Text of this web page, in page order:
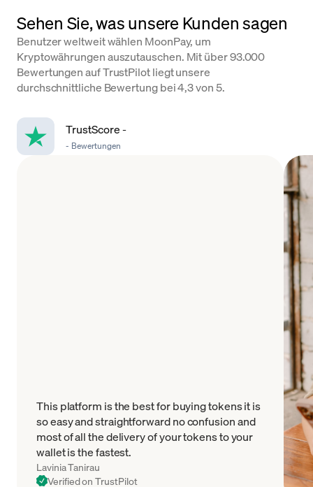
Sehen Sie, was unsere Kunden sagen
Benutzer weltweit wählen MoonPay, um
Kryptowährungen auszutauschen. Mit über 93.000
Bewertungen auf TrustPilot liegt unsere
durchschnittliche Bewertung bei 4,3 von 5.
TrustScore-
- Bewertungen
This platform is the best for buying tokens it is
so easy and straightforward no confusion and
most of all the delivery of your tokens to your
wallet is the fastest.
Lavinia Tanirau
Verified on TrustPilot